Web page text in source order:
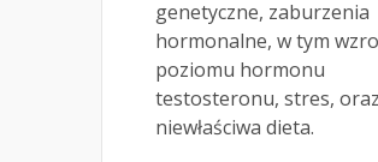
genetyczne, zaburzenia
hormonalne, w tym
poziomu hormonu
testosteronu, stres, oraz
niewłaściwa dieta.